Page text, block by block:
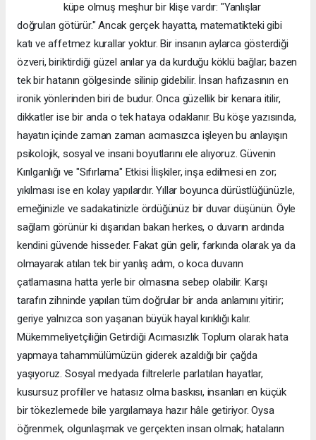
küpe olmuş meşhur bir klişe vardır: "Yanlışlar
doğruları götürür." Ancak gerçek hayatta, matematikteki gibi
katı ve affetmez kurallar yoktur. Bir insanın aylarca gösterdiği
özveri, biriktirdiği güzel anılar ya da kurduğu köklü bağlar; bazen
tek bir hatanın gölgesinde silinip gidebilir. İnsan hafızasının en
ironik yönlerinden biri de budur. Onca güzellik bir kenara itilir,
dikkatler ise bir anda o tek hataya odaklanır. Bu köşe yazısında,
hayatın içinde zaman zaman acımasızca işleyen bu anlayışın
psikolojik, sosyal ve insani boyutlarını ele alıyoruz. Güvenin
Kırılganlığı ve "Sıfırlama" Etkisi İlişkiler, inşa edilmesi en zor;
yıkılması ise en kolay yapılardır. Yıllar boyunca dürüstlüğünüzle,
emeğinizle ve sadakatinizle ördüğünüz bir duvar düşünün. Öyle
sağlam görünür ki dışarıdan bakan herkes, o duvarın ardında
kendini güvende hisseder. Fakat gün gelir, farkında olarak ya da
olmayarak atılan tek bir yanlış adım, o koca duvarın
çatlamasına hatta yerle bir olmasına sebep olabilir. Karşı
tarafın zihninde yapılan tüm doğrular bir anda anlamını yitirir;
geriye yalnızca son yaşanan büyük hayal kırıklığı kalır.
Mükemmeliyetçiliğin Getirdiği Acımasızlık Toplum olarak hata
yapmaya tahammülümüzün giderek azaldığı bir çağda
yaşıyoruz. Sosyal medyada filtrelerle parlatılan hayatlar,
kusursuz profiller ve hatasız olma baskısı, insanları en küçük
bir tökezlemede bile yargılamaya hazır hâle getiriyor. Oysa
öğrenmek, olgunlaşmak ve gerçekten insan olmak; hataların